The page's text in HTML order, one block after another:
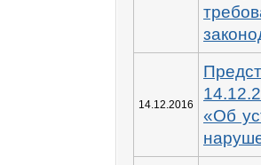
14.12.2016
«Об